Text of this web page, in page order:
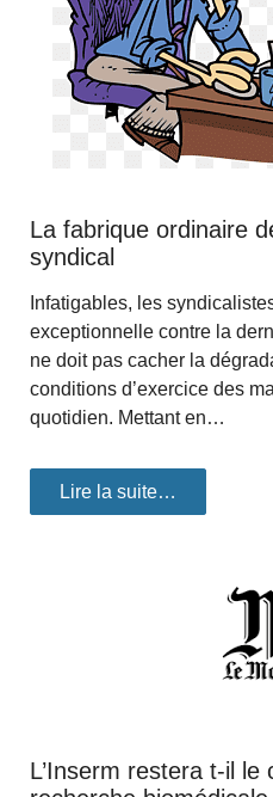
La fabrique ordinaire
syndical
Infatigables, les
exceptionnelle contre la
ne doit pas cacher la
conditions d’exercice des
quotidien. Mettant en…
Lire la suite…
L’Inserm restera t-il le